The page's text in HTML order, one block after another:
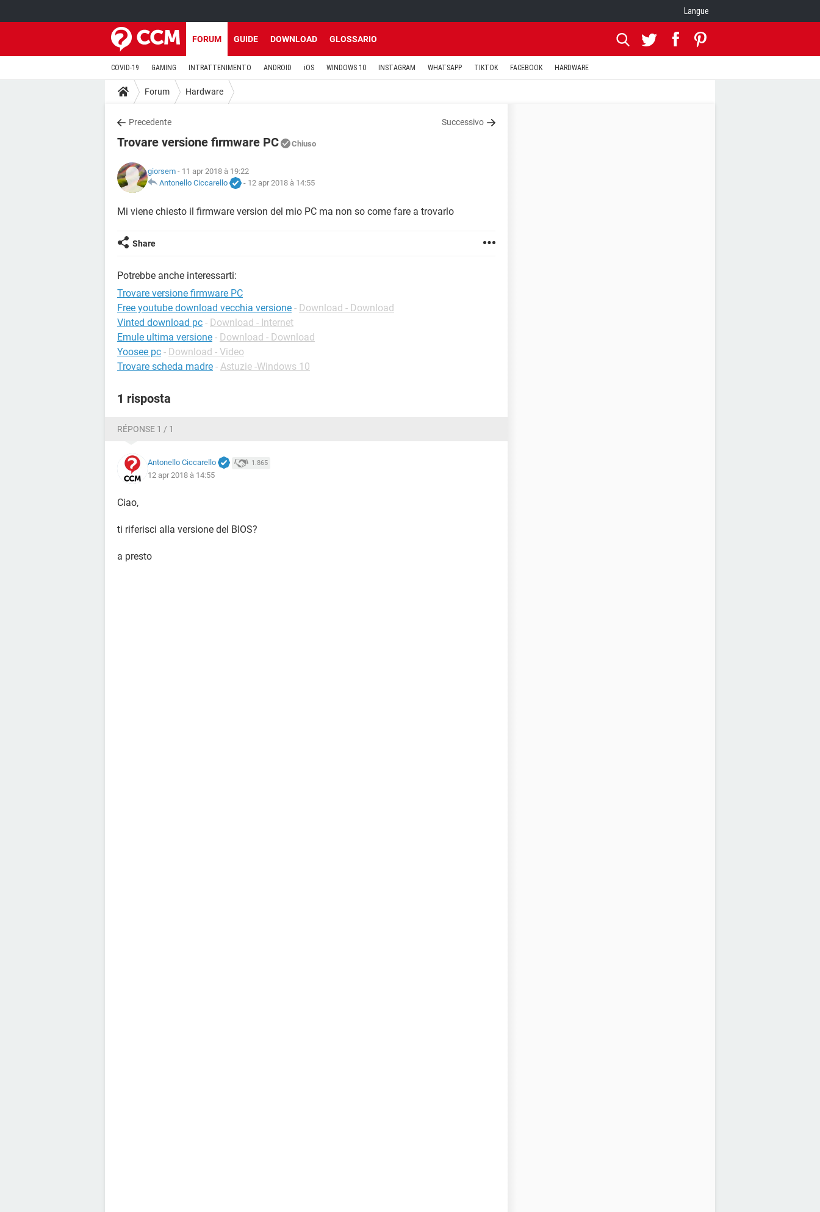
Langue
FORUM GUIDE DOWNLOAD GLOSSARIO
COVID-19 GAMING INTRATTENIMENTO ANDROID iOS WINDOWS 10 INSTAGRAM WHATSAPP TIKTOK FACEBOOK HARDWARE
Forum Hardware
Precedente Successivo
Trovare versione firmware PC Chiuso
giorsem - 11 apr 2018 à 19:22
Antonello Ciccarello
- 12 apr 2018 à 14:55
Mi viene chiesto il firmware version del mio PC ma non so come fare a trovarlo
Share
Potrebbe anche interessarti:
Trovare versione firmware PC
Free youtube download vecchia versione - Download - Download
Vinted download pc - Download - Internet
Emule ultima versione - Download - Download
Yoosee pc - Download - Video
Trovare scheda madre - Astuzie -Windows 10
1 risposta
RÉPONSE 1 / 1
Antonello Ciccarello 1.865
12 apr 2018 à 14:55
Ciao,
ti riferisci alla versione del BIOS?
a presto